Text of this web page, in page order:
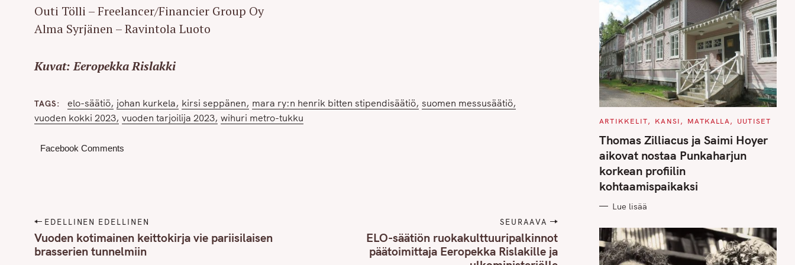
Outi Tölli – Freelancer/Financier Group Oy
Alma Syrjänen – Ravintola Luoto
Kuvat: Eeropekka Rislakki
TAGS elo-säätiö johan kurkela kirsi seppänen mara ry:n henrik bitten stipendisäätiö suomen messusäätiö
vuoden kokki 2023 vuoden tarjoilija 2023 wihuri metro-tukku
Facebook Comments
P
o
s
EDELLINEN EDELLINEN
Vuoden kotimainen keittokirja vie pariisilaisen
brasserien tunnelmiin
SEURAAVA
ELO-säätiön ruokakulttuuripalkinnot
päätoimittaja Eeropekka Rislakille ja
C
T
E
O
R
I
E
S
ARTIKKELIT KANSI MATKALLA UUTISET
Thomas Zilliacus ja Saimi Hoyer
aikovat nostaa Punkaharjun
korkean profiilin
kohtaamispaikaksi
Lue lisää